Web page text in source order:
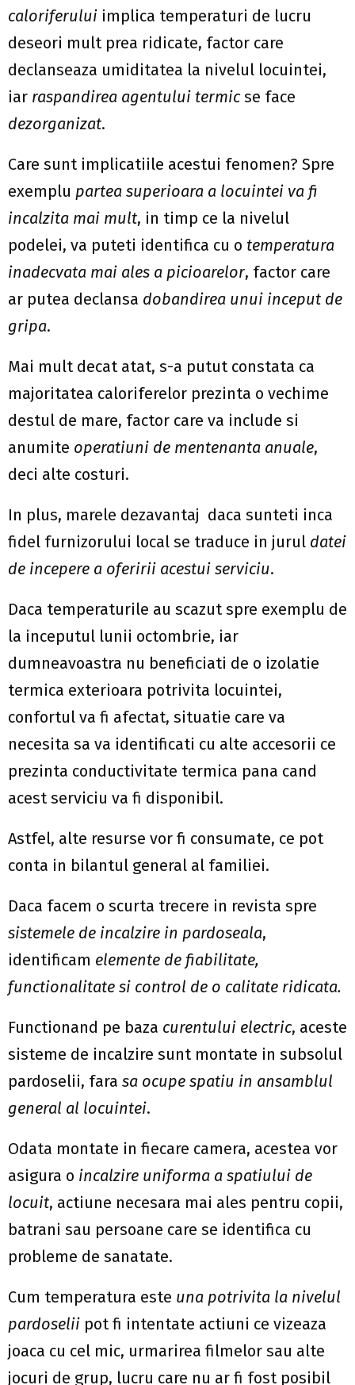
caloriferului implica temperaturi de lucru
deseori mult prea ridicate, factor care
declanseaza umiditatea la nivelul locuintei,
iar raspandirea agentului termicse face
dezorganizat.
Care sunt implicatiile acestui fenomen? Spre
exemplu partea superioara a locuintei va fi
incalzita mai mult, in timp ce la nivelul
podelei, va puteti identifica cu o temperatura
inadecvata mai ales a picioarelor, factor care
ar putea declansa dobandirea unui inceput de
gripa.
Mai mult decat atat, s-a putut constata ca
majoritatea caloriferelor prezinta o vechime
destul de mare, factor care va include si
anumite operatiuni de mentenanta anuale,
deci alte costuri.
In plus, marele dezavantaj daca sunteti inca
fidel furnizorului local se traduce in jurul datei
de incepere a oferirii acestui serviciu.
Daca temperaturile au scazut spre exemplu de
la inceputul lunii octombrie, iar
dumneavoastra nu beneficiati de o izolatie
termica exterioara potrivita locuintei,
confortul va fi afectat, situatie care va
necesita sa va identificati cu alte accesorii ce
prezinta conductivitate termica pana cand
acest serviciu va fi disponibil.
Astfel, alte resurse vor fi consumate, ce pot
conta in bilantul general al familiei.
Daca facem o scurta trecere in revista spre
sistemele de incalzire in pardoseala,
identificam elemente de fiabilitate,
functionalitate si control de o calitate ridicata.
Functionand pe baza curentului electric, aceste
sisteme de incalzire sunt montate in subsolul
pardoselii, fara sa ocupe spatiu in ansamblul
general al locuintei.
Odata montate in fiecare camera, acestea vor
asigura o incalzire uniforma a spatiului de
locuit, actiune necesara mai ales pentru copii,
batrani sau persoane care se identifica cu
probleme de sanatate.
Cum temperatura este una potrivita la nivelul
pardoselii pot fi intentate actiuni ce vizeaza
joaca cu cel mic, urmarirea filmelor sau alte
jocuri de grup, lucru care nu ar fi fost posibil